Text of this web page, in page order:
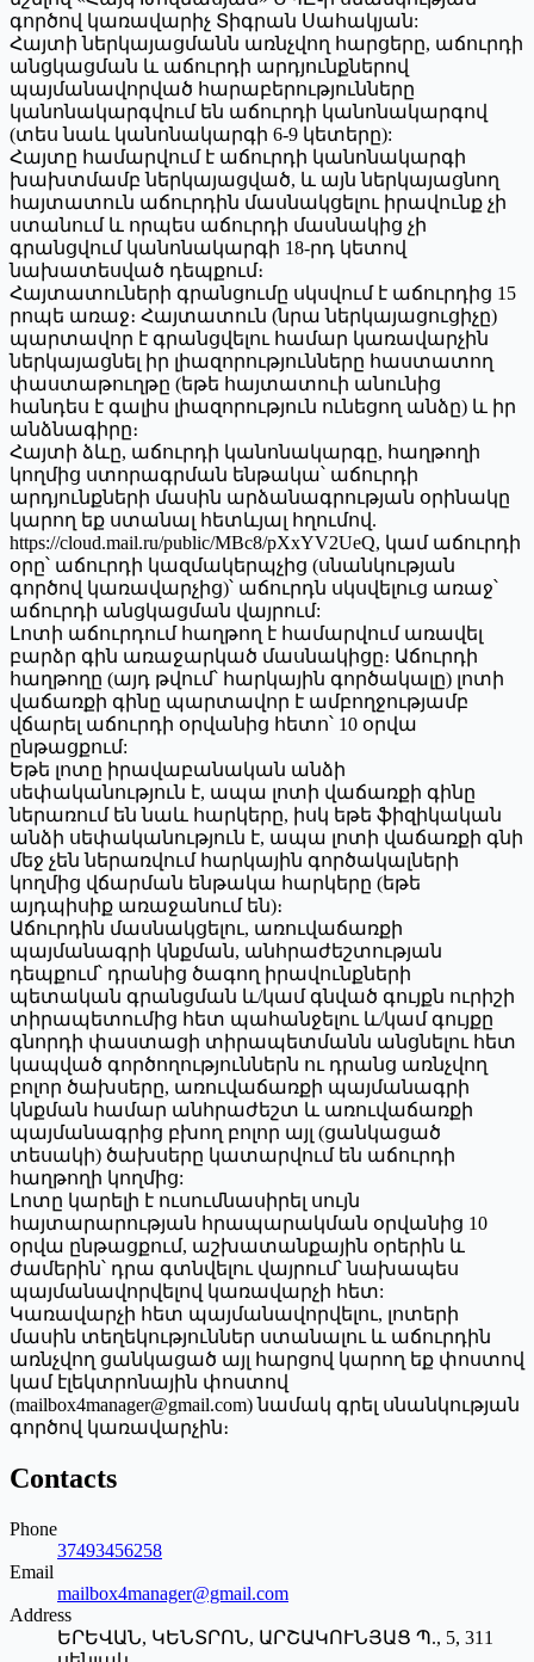
գործով կառավարիչ Տիգրան Սահակյան:
Հայտի ներկայացմանն առնչվող հարցերը, աճուրդի
անցկացման և աճուրդի արդյունքներով
պայմանավորված հարաբերությունները
կանոնակարգվում են աճուրդի կանոնակարգով
(տես նաև կանոնակարգի 6-9 կետերը):
Հայտը համարվում է աճուրդի կանոնակարգի
խախտմամբ ներկայացված, և այն ներկայացնող
հայտատուն աճուրդին մասնակցելու իրավունք չի
ստանում և որպես աճուրդի մասնակից չի
գրանցվում կանոնակարգի 18-րդ կետով
նախատեսված դեպքում։
Հայտատուների գրանցումը սկսվում է աճուրդից 15
րոպե առաջ։ Հայտատուն (նրա ներկայացուցիչը)
պարտավոր է գրանցվելու համար կառավարչին
ներկայացնել իր լիազորությունները հաստատող
փաստաթուղթը (եթե հայտատուի անունից
հանդես է գալիս լիազորություն ունեցող անձը) և իր
անձնագիրը։
Հայտի ձևը, աճուրդի կանոնակարգը, հաղթողի
կողմից ստորագրման ենթակա՝ աճուրդի
արդյունքների մասին արձանագրության օրինակը
կարող եք ստանալ հետևյալ հղումով.
https://cloud.mail.ru/public/MBc8/pXxYV2UeQ, կամ աճուրդի
օրը՝ աճուրդի կազմակերպչից (սնանկության
գործով կառավարչից)՝ աճուրդն սկսվելուց առաջ՝
աճուրդի անցկացման վայրում:
Լոտի աճուրդում հաղթող է համարվում առավել
բարձր գին առաջարկած մասնակիցը։ Աճուրդի
հաղթողը (այդ թվում՝ հարկային գործակալը) լոտի
վաճառքի գինը պարտավոր է ամբողջությամբ
վճարել աճուրդի օրվանից հետո՝ 10 օրվա
ընթացքում:
Եթե լոտը իրավաբանական անձի
սեփականություն է, ապա լոտի վաճառքի գինը
ներառում են նաև հարկերը, իսկ եթե ֆիզիկական
անձի սեփականություն է, ապա լոտի վաճառքի գնի
մեջ չեն ներառվում հարկային գործակալների
կողմից վճարման ենթակա հարկերը (եթե
այդպիսիք առաջանում են)։
Աճուրդին մասնակցելու, առուվաճառքի
պայմանագրի կնքման, անհրաժեշտության
դեպքում՝ դրանից ծագող իրավունքների
պետական գրանցման և/կամ գնված գույքն ուրիշի
տիրապետումից հետ պահանջելու և/կամ գույքը
գնորդի փաստացի տիրապետմանն անցնելու հետ
կապված գործողություններն ու դրանց առնչվող
բոլոր ծախսերը, առուվաճառքի պայմանագրի
կնքման համար անհրաժեշտ և առուվաճառքի
պայմանագրից բխող բոլոր այլ (ցանկացած
տեսակի) ծախսերը կատարվում են աճուրդի
հաղթողի կողմից:
Լոտը կարելի է ուսումնասիրել սույն
հայտարարության հրապարակման օրվանից 10
օրվա ընթացքում, աշխատանքային օրերին և
ժամերին՝ դրա գտնվելու վայրում՝ նախապես
պայմանավորվելով կառավարչի հետ:
Կառավարչի հետ պայմանավորվելու, լոտերի
մասին տեղեկություններ ստանալու և աճուրդին
առնչվող ցանկացած այլ հարցով կարող եք փոստով
կամ էլեկտրոնային փոստով
(mailbox4manager@gmail.com) նամակ գրել սնանկության
գործով կառավարչին։
Contacts
Phone
37493456258
Email
mailbox4manager@gmail.com
Address
ԵՐԵՎԱՆ, ԿԵՆՏՐՈՆ, ԱՐՇԱԿՈՒՆՅԱՑ Պ., 5, 311